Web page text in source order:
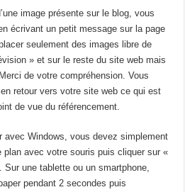
image présente sur le blog, vous
écrivant un petit message sur la page
seulement des images libre de
» et sur le reste du site web mais
de votre compréhension. Vous
retour vers votre site web ce qui est
de vue du référencement.
avec Windows, vous devez simplement
plan avec votre souris puis cliquer sur «
une tablette ou un smartphone,
pendant 2 secondes puis